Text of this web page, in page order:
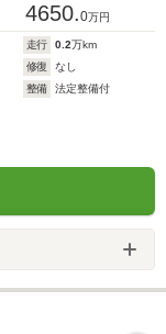
4650.0万円
走行 0.2万km
修復
なし
整備
法定整備付